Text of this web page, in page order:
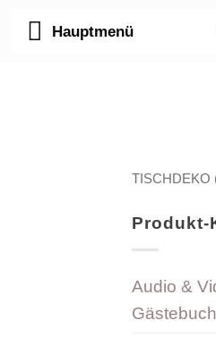
Inhalt
Hauptmenü
TISCHDEKO
Produkt-
Audio &